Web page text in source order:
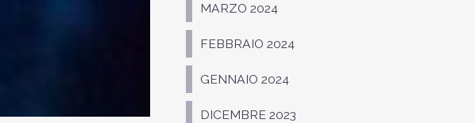
MARZO 2024
FEBBRAIO 2024
GENNAIO 2024
DICEMBRE 2023